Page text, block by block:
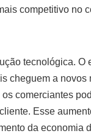
competitivo no
tecnológica. O
cheguem a novos
comerciantes
Esse
da economia